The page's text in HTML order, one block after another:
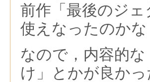
前作「最後のジ
使えなったのかな
なので，内容的
け」とかが良か